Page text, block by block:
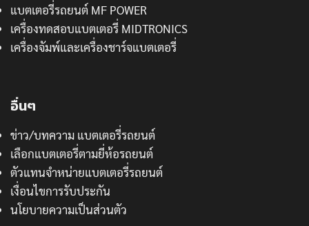
แบตเตอรี่รถยนต์ MF POWER
เครื่องทดสอบแบตเตอรี่ MIDTRONICS
เครื่องจัมพ์และเครื่องชาร์จแบตเตอรี่
อื่นๆ
ข่าว/บทความ แบตเตอรี่รถยนต์
เลือกแบตเตอรี่ตามยี่ห้อรถยนต์
ตัวแทนจำหน่ายแบตเตอรี่รถยนต์
เงื่อนไขการรับประกัน
นโยบายความเป็นส่วนตัว